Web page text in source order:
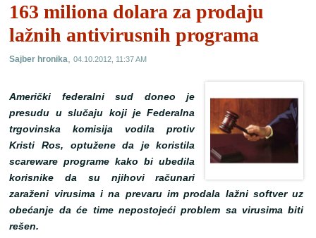
163 miliona dolara za prodaju
lažnih antivirusnih programa
Sajber hronika,04.10.2012, 11:37 AM
Američki federalni sud doneo je
presudu u slučaju koji je Federalna
trgovinska komisija vodila protiv
Kristi Ros, optužene da je koristila
scareware programe kako bi ubedila
korisnike da su njihovi računari
zaraženi virusima i na prevaru im prodala lažni softver uz
obećanje da će time nepostojeći problem sa virusima biti
rešen.